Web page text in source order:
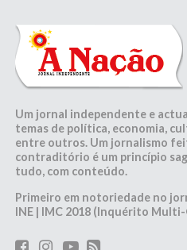
Um jornal independente e
temas de política, economia,
entre outros. Um jornalismo
contraditório é um princípio
tudo, com conteúdo.
Primeiro em notoriedade no
INE | IMC 2018 (Inquérito